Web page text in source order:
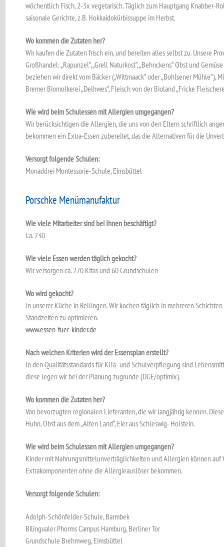
wöchentlich Fisch, 2-3x vegetarisch. Täglich zum Hauptgang Knabber-
saisonale Gerichte, z.B. Hokkaidokürbissuppe im Herbst.
Wo kommen die Zutaten her?
Wir kaufen die Zutaten frisch ein, und bereiten alles selbst zu. Unsere
Großhandel: „Rapunzel“, „Grell Naturkost“, „Behnckens“ Obst und
beziehen wir direkt vom Bäcker („Wittmaack“ oder „Bohlsener Mühle“),
Bremer Biomolkerei „Delhwes“, Fleisch von der Bioland „Fricke
Wie wird beim Schulessen mit Allergien umgegangen?
Wir berücksichtigen die Allergien, die uns von den Eltern schriftlich
bekommen ein Extra-Essen zubereitet, das die Alternativen für die
Versorgt folgende Schulen:
Monaddrei Montessorie-Schule, Eimsbüttel
Porschke Menümanufaktur
Wie viele Mitarbeiter sind bei Ihnen beschäftigt?
Ca. 230
Wie viele Essen werden täglich gekocht?
Wir versorgen ca. 270 Kitas und 60 Grundschulen
Wo wird gekocht?
In unserer Küche in Rellingen. Wir kochen täglich in mehreren
Standzeiten zu optimieren.
www.essen-fuer-kinder.de
Nach welchen Kriterien wird der Essensplan erstellt?
In den Qualitätsstandards für KiTa- und Schulverpflegung sind
diese legen wir bei der Planung zugrunde (DGE/optimix).
Wo kommen die Zutaten her?
Von bevorzugten regionalen Lieferanten, die wir langjährig kennen.
Huhn, Obst aus dem „Alten Land“, Eier aus Schleswig- Holstein.
Wie wird beim Schulessen mit Allergien umgegangen?
Kinder mit Nahrungsmittelunverträglichkeiten und Allergien können auf
Extrakomponenten ohne die Allergieauslöser bekommen.
Versorgt folgende Schulen:
Adolph-Schönfelder-Schule, Barmbek
Bilingualer Phorms Campus Hamburg, Berliner Tor
Grundschule Brehmweg, Eimsbüttel